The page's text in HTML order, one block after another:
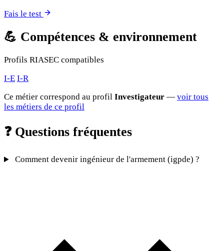
Fais le test
💪 Compétences & environnement
Profils RIASEC compatibles
I-E I-R
Ce métier correspond au profil Investigateur — voir tous
les métiers de ce profil
❓Questions fréquentes
Comment devenir ingénieur de l'armement (igpde) ?